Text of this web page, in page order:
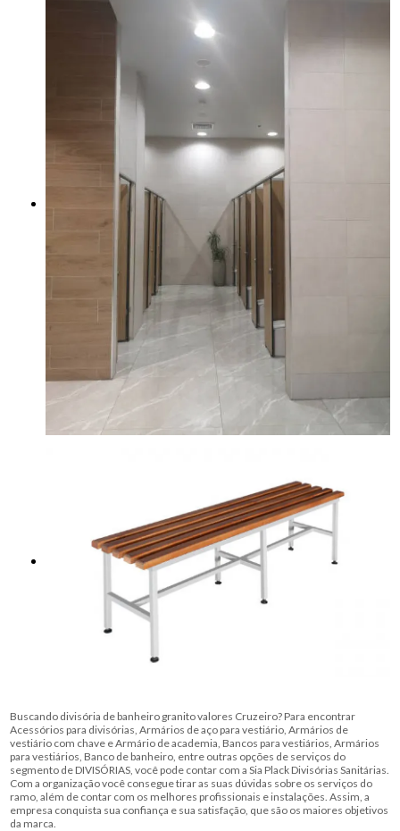
Buscando divisória de banheiro granito valores Cruzeiro? Para encontrar
Acessórios para divisórias, Armários de aço para vestiário, Armários de
vestiário com chave e Armário de academia, Bancos para vestiários, Armários
para vestiários, Banco de banheiro, entre outras opções de serviços do
segmento de DIVISÓRIAS, você pode contar com a Sia Plack Divisórias Sanitárias.
Com a organização você consegue tirar as suas dúvidas sobre os serviços do
ramo, além de contar com os melhores profissionais e instalações. Assim, a
empresa conquista sua confiança e sua satisfação, que são os maiores objetivos
da marca.